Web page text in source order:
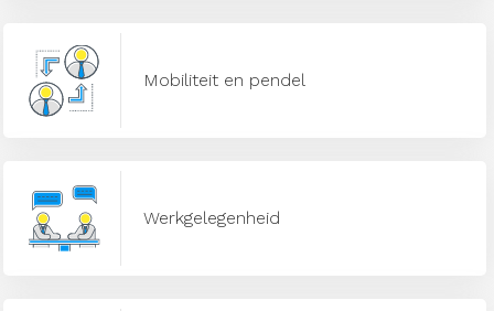
Mobiliteit en pendel
Werkgelegenheid